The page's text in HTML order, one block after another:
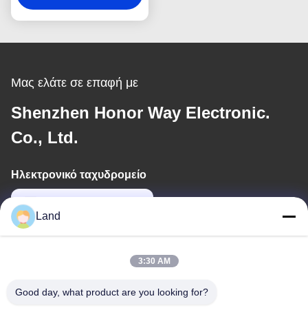
Μας ελάτε σε επαφή με
Shenzhen Honor Way Electronic.
Co., Ltd.
Ηλεκτρονικό ταχυδρομείο
10ος όροφος, κτίριο Kingsino, περιοχή Guangming, πόλη
Land
3:30 AM
Good day, what product are you looking for?